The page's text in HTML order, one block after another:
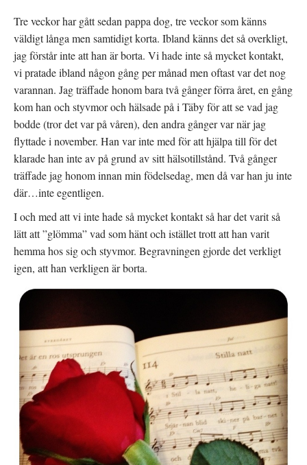
Tre veckor har gått sedan pappa dog, tre veckor som känns
väldigt långa men samtidigt korta. Ibland känns det så overkligt,
jag förstår inte att han är borta. Vi hade inte så mycket kontakt,
vi pratade ibland någon gång per månad men oftast var det nog
varannan. Jag träffade honom bara två gånger förra året, en gång
kom han och styvmor och hälsade på i Täby för att se vad jag
bodde (tror det var på våren), den andra gånger var när jag
flyttade i november. Han var inte med för att hjälpa till för det
klarade han inte av på grund av sitt hälsotillstånd. Två gånger
träffade jag honom innan min födelsedag, men då var han ju inte
där…inte egentligen.
I och med att vi inte hade så mycket kontakt så har det varit så
lätt att ”glömma” vad som hänt och istället trott att han varit
hemma hos sig och styvmor. Begravningen gjorde det verkligt
igen, att han verkligen är borta.